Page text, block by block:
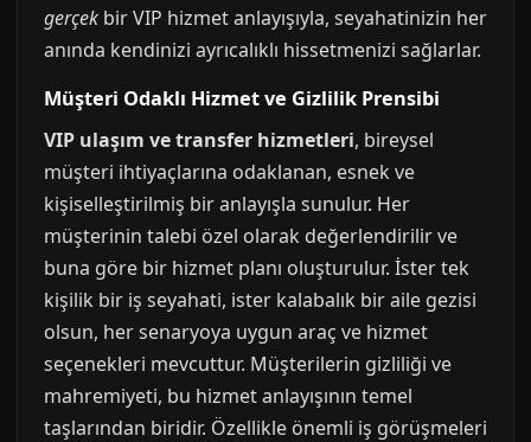
gerçek bir VIP hizmet anlayışıyla, seyahatinizin her
anında kendinizi ayrıcalıklı hissetmenizi sağlarlar.
Müşteri Odaklı Hizmet ve Gizlilik Prensibi
VIP ulaşım ve transfer hizmetleri, bireysel
müşteri ihtiyaçlarına odaklanan, esnek ve
kişiselleştirilmiş bir anlayışla sunulur. Her
müşterinin talebi özel olarak değerlendirilir ve
buna göre bir hizmet planı oluşturulur. İster tek
kişilik bir iş seyahati, ister kalabalık bir aile gezisi
olsun, her senaryoya uygun araç ve hizmet
seçenekleri mevcuttur. Müşterilerin gizliliği ve
mahremiyeti, bu hizmet anlayışının temel
taşlarından biridir. Özellikle önemli iş görüşmeleri